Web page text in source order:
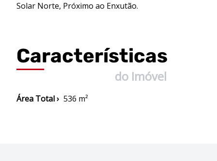
Solar Norte, Próximo ao Enxutão.
Características
do Imóvel
Área Total › 536 m²